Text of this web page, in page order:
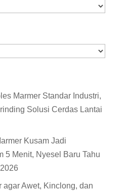
Marmer Standar Industri,
Solusi Cerdas Lantai
Kusam Jadi
5 Menit, Nyesel Baru Tahu
agar Awet, Kinclong, dan